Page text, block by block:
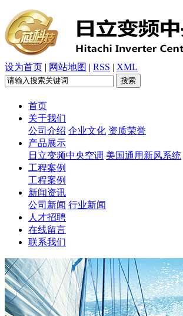
设为首页 | 网站地图 | RSS | XML
首页
关于我们
公司介绍 企业文化 资质荣誉
产品展示
日立变频中央空调 美国通用新风系统
工程案例
工程案例
新闻资讯
公司新闻 行业新闻
人才招聘
在线留言
联系我们